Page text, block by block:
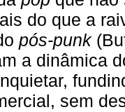
do que a
pós-punk
a dinâmica
sem